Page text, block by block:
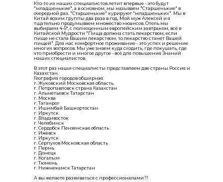
Кто-то из наших специалистов летит впервые - это будут
"младшенькие", а в основном, мы называем "Старшенькие" в
очередной раз. "Старшенькие" курируют "младшеньких". Мы в
Китай возим группы два раза в год. Мой муж Алексей и я
тщательно продумываем множество нюансов. Отель мы
выбираем 4-5*, с полноценным европейским завтраком, всё в
Китайской Мудрости "Пища должна стать лекарством, если
пище не стала Вашим лекарством, то лекарство станет Вашей
пищей". Для нас комфортное проживание - это успех и решение
многих вопросов. Мы уже знаем куда сходить, где покушать, где
что приобрести и многое другое - всё для повышения Знаний
наших специалистов.
В этот раз наши специалисты представляем две страны Россия и
Казахстан.
География городов обширная:
г. Жуковский Московская область
г. Петропавловск страна Казахстан
г. Альметьевск Татарстан
г. Москва
г. Таганрог
г. Ишимбай Башкортостан
г. Иркутск
г. Владивосток
г. Челябинск
г. Сердобск Пензенская область
г. Ижевск
г. Иркутск
г. Серпухов Московская область
г. Пермь
г. Донецк
г. Когалым
г. Тюмень
г. Нижнекамск Татарстан
А вы желаете развиваться с профессионалами?!